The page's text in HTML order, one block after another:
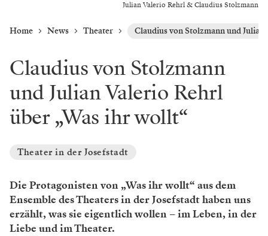
Julian Valerio Rehrl & Claudius Stolzmann
Home News Theater Claudius von Stolzmann und
Claudius von Stolzmann
und Julian Valerio Rehrl
über „Was ihr wollt“
Theater in der Josefstadt
Die Protagonisten von „Was ihr wollt“ aus dem
Ensemble des Theaters in der Josefstadt haben uns
erzählt, was sie eigentlich wollen – im Leben, in der
Liebe und im Theater.